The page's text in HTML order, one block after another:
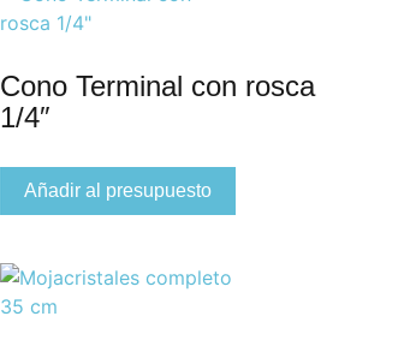
Cono Terminal con rosca
1/4″
Añadir al presupuesto